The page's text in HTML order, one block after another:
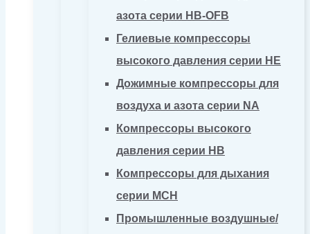
азота серии HB-OFB
Гелиевые компрессоры
высокого давления серии HE
Дожимные компрессоры для
воздуха и азота серии NA
Компрессоры высокого
давления серии HB
Компрессоры для дыхания
серии MCH
Промышленные воздушные/